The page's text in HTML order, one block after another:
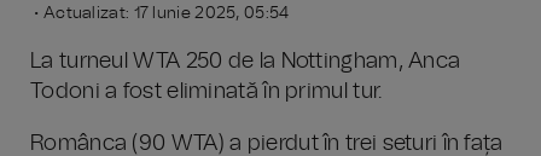
• Actualizat: 17 Iunie 2025, 05:54
La turneul WTA 250 de la Nottingham, Anca
Todoni a fost eliminată în primul tur.
Românca (90 WTA) a pierdut în trei seturi în fața